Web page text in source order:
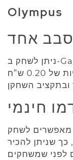
Olympus
ניתן לשחק ב-Gates of Olympus בסכומים
משתנים, בדרך כלל מהמרות מינימליות של 0.20 ש”ח
מאפשרים לשחק
שניתן להכיר
לפני שמשחקים